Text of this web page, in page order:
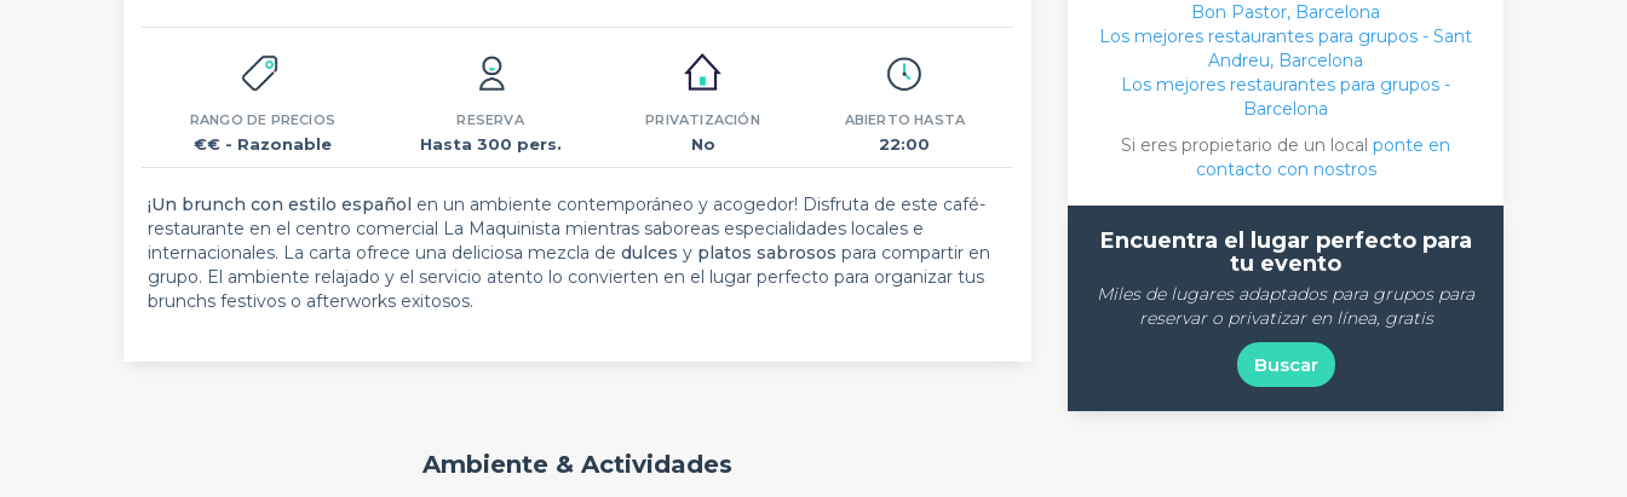
RANGO DE PRECIOS
€€ - Razonable
RESERVA
Hasta 300 pers.
PRIVATIZACIÓN
No
ABIERTO HASTA
22:00
¡Un brunch con estilo español en un ambiente contemporáneo y acogedor! Disfruta de este café-
restaurante en el centro comercial La Maquinista mientras saboreas especialidades locales e
internacionales. La carta ofrece una deliciosa mezcla de dulces y platos sabrosos para compartir en
grupo. El ambiente relajado y el servicio atento lo convierten en el lugar perfecto para organizar tus
brunchs festivos o afterworks exitosos.
Ambiente & Actividades
Bon Pastor, Barcelona
Los mejores restaurantes para grupos - Sant
Andreu, Barcelona
Los mejores restaurantes para grupos -
Barcelona
Si eres propietario de un local ponte en
contacto con nostros
Encuentra el lugar perfecto para
tu evento
Miles de lugares adaptados para grupos para
reservar o privatizar en línea, gratis
Buscar